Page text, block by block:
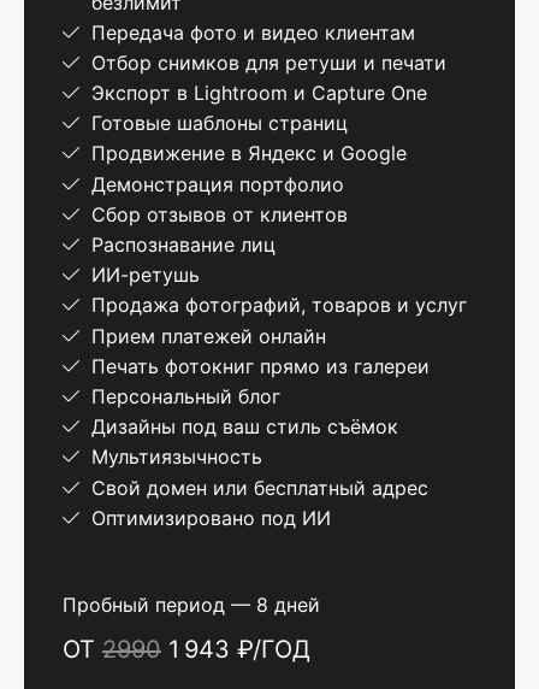
Передача фото и видео клиентам
Отбор снимков для ретуши и печати
Экспорт в Lightroom и Capture One
Готовые шаблоны страниц
Продвижение в Яндекс и Google
Демонстрация портфолио
Сбор отзывов от клиентов
Распознавание лиц
ИИ-ретушь
Продажа фотографий, товаров и услуг
Прием платежей онлайн
Печать фотокниг прямо из галереи
Персональный блог
Дизайны под ваш стиль съёмок
Мультиязычность
Свой домен или бесплатный адрес
Оптимизировано под ИИ
Пробный период — 8 дней
ОТ 2990 1 943 ₽/ГОД